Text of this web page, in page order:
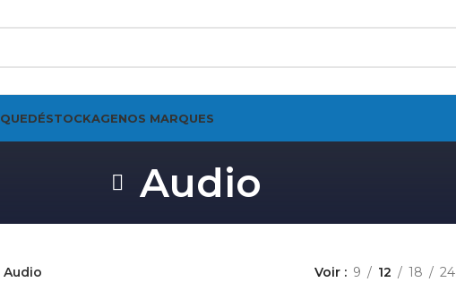
DÉSTOCKAGENOS MARQUES
Audio
Audio Voir 9 12 18 24